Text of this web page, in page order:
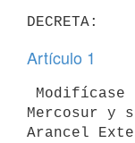
Artículo 1
Mercosur y
Arancel